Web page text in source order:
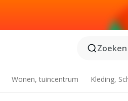
Wonen, tuincentrum Kleding,